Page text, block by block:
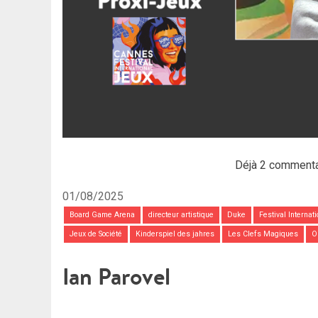
Déjà 2
01/08/2025
Board Game Arena directeur artistique Duke Festival
Jeux de Société Kinderspiel des jahres Les Clefs Magiques
Ian Parovel